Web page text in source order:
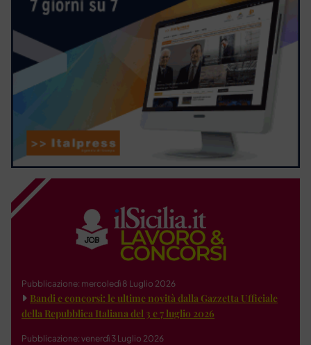
Pubblicazione: mercoledì 8 Luglio 2026
Bandi e concorsi: le ultime novità dalla Gazzetta Ufficiale
della Repubblica Italiana del 3 e 7 luglio 2026
Pubblicazione: venerdì 3 Luglio 2026